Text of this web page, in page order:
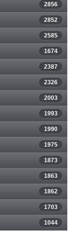
2856
2852
2585
1674
2387
2326
2003
1993
1990
1975
1873
1863
1862
1703
1044